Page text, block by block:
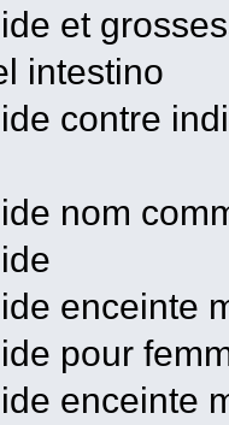
et
intestino
contre
nom
enceinte
pour
enceinte